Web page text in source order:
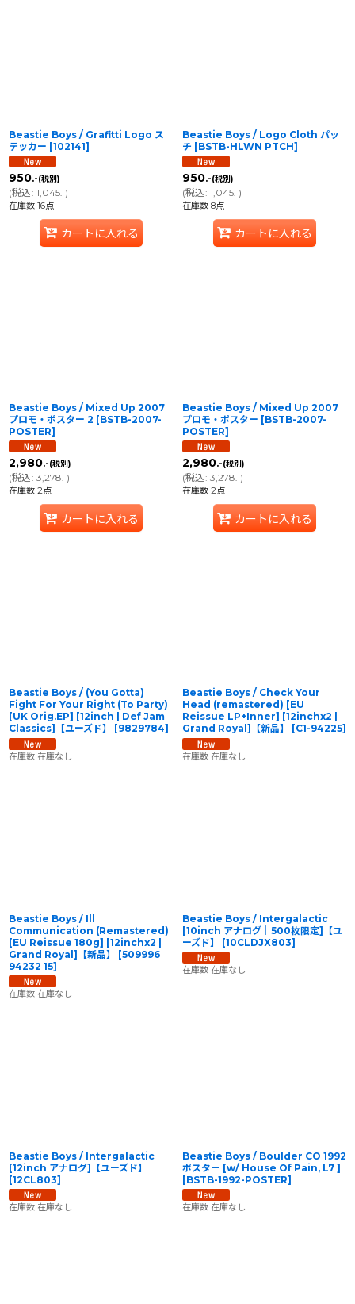
Beastie Boys / Grafitti Logo ス
テッカー [102141]
950.-(税別)
(税込: 1,045.-)
在庫数 16点
カートに入れる
Beastie Boys / Logo Cloth パッ
チ [BSTB-HLWN PTCH]
950.-(税別)
(税込: 1,045.-)
在庫数 8点
カートに入れる
Beastie Boys / Mixed Up 2007
プロモ・ポスター 2 [BSTB-2007-
POSTER]
2,980.-(税別)
(税込: 3,278.-)
在庫数 2点
カートに入れる
Beastie Boys / Mixed Up 2007
プロモ・ポスター [BSTB-2007-
POSTER]
2,980.-(税別)
(税込: 3,278.-)
在庫数 2点
カートに入れる
Beastie Boys / (You Gotta)
Fight For Your Right (To Party)
[UK Orig.EP] [12inch | Def Jam
Classics]【ユーズド】
[9829784]
在庫数 在庫なし
Beastie Boys / Check Your
Head (remastered) [EU
Reissue LP+Inner] [12inchx2 |
Grand Royal]【新品】
[C1-94225]
在庫数 在庫なし
Beastie Boys / Ill
Communication (Remastered)
[EU Reissue 180g] [12inchx2 |
Grand Royal]【新品】
[509996
94232 15]
在庫数 在庫なし
Beastie Boys / Intergalactic
[10inch アナログ｜500枚限定]【ユ
ーズド】
[10CLDJX803]
在庫数 在庫なし
Beastie Boys / Intergalactic
[12inch アナログ]【ユーズド】
[12CL803]
在庫数 在庫なし
Beastie Boys / Boulder CO 1992
ポスター [w/ House Of Pain, L7 ]
[BSTB-1992-POSTER]
在庫数 在庫なし